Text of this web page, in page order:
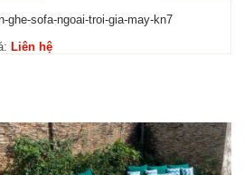
ghe-sofa-ngoai-troi-gia-may-kn7
Liên hệ